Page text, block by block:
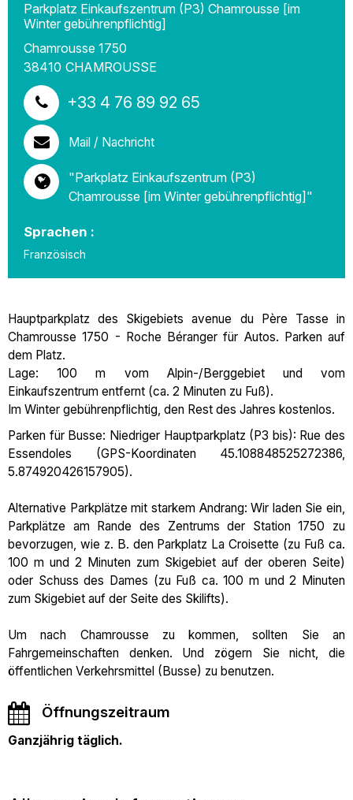
Parkplatz Einkaufszentrum (P3) Chamrousse [im
Winter gebührenpflichtig]
Chamrousse 1750
38410 CHAMROUSSE
+33 4 76 89 92 65
Mail / Nachricht
"Parkplatz Einkaufszentrum (P3)
Chamrousse [im Winter gebührenpflichtig]"
Sprachen :
Französisch
Hauptparkplatz des Skigebiets avenue du Père Tasse in
Chamrousse 1750 - Roche Béranger für Autos. Parken auf
dem Platz.
Lage: 100 m vom Alpin-/Berggebiet und vom
Einkaufszentrum entfernt (ca. 2 Minuten zu Fuß).
Im Winter gebührenpflichtig, den Rest des Jahres kostenlos.
Parken für Busse: Niedriger Hauptparkplatz (P3 bis): Rue des
Essendoles (GPS-Koordinaten 45.108848525272386,
5.874920426157905).
Alternative Parkplätze mit starkem Andrang: Wir laden Sie ein,
Parkplätze am Rande des Zentrums der Station 1750 zu
bevorzugen, wie z. B. den Parkplatz La Croisette (zu Fuß ca.
100 m und 2 Minuten zum Skigebiet auf der oberen Seite)
oder Schuss des Dames (zu Fuß ca. 100 m und 2 Minuten
zum Skigebiet auf der Seite des Skilifts).
Um nach Chamrousse zu kommen, sollten Sie an
Fahrgemeinschaften denken. Und zögern Sie nicht, die
öffentlichen Verkehrsmittel (Busse) zu benutzen.
Öffnungszeitraum
Ganzjährig täglich.